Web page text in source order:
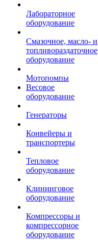
Лабораторное
оборудование
Смазочное, масло- и
топливораздаточное
оборудование
Мотопомпы
Весовое
оборудование
Генераторы
Конвейеры и
транспортеры
Тепловое
оборудование
Клининговое
оборудование
Компрессоры и
компрессорное
оборудование